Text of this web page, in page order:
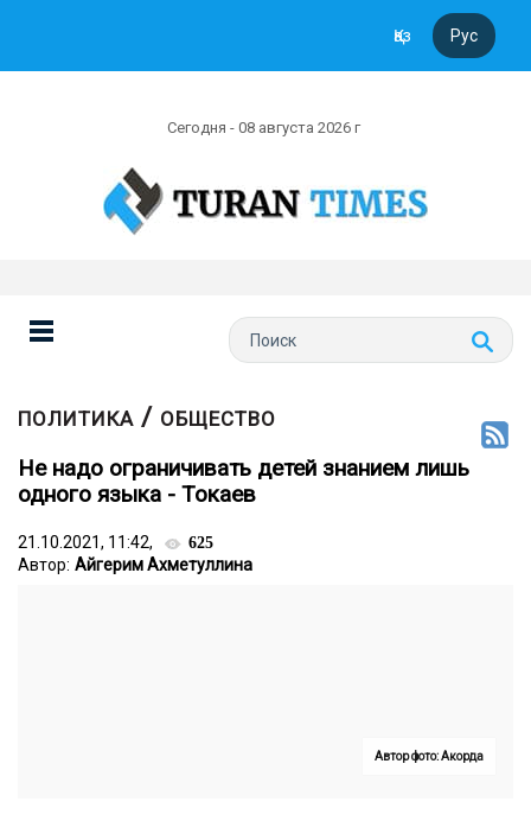
Қаз Рус
Сегодня - 08 августа 2026 г
ПОЛИТИКА / ОБЩЕСТВО
Не надо ограничивать детей знанием лишь
одного языка - Токаев
21.10.2021, 11:42, 625
Автор: Айгерим Ахметуллина
Автор фото: Акорда